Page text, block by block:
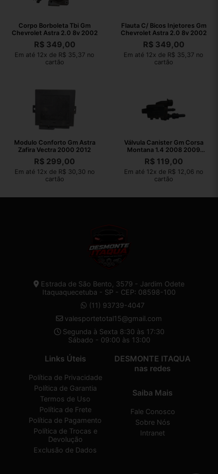
Corpo Borboleta Tbi Gm
Chevrolet Astra 2.0 8v 2002
R$349,00
Em até 12x de R$ 35,37 no
cartão
Flauta C/ Bicos Injetores Gm
Chevrolet Astra 2.0 8v 2002
R$349,00
Em até 12x de R$ 35,37 no
cartão
Modulo Conforto Gm Astra
Zafira Vectra 2000 2012
R$ 299,00
Em até 12x de R$ 30,30 no
cartão
Válvula Canister Gm Corsa
Montana 1.4 2008 2009
2010
R$119,00
Em até 12x de R$ 12,06 no
cartão
Estrada de São Bento, 3579 - Jardim Odete
Itaquaquecetuba - SP - CEP: 08598-100
(11) 93739-4047
valesportetotal15@gmail.com
Segunda à Sexta 8:30 às 17:30
Sábado - 09:00 às 13:00
Links Úteis
Política de Privacidade
Política de Garantia
Termos de Uso
Política de Frete
Política de Pagamento
Política de Trocas e
Devolução
Exclusão de Dados
DESMONTE ITAQUA
nas redes
Saiba Mais
Fale Conosco
Sobre Nós
Intranet